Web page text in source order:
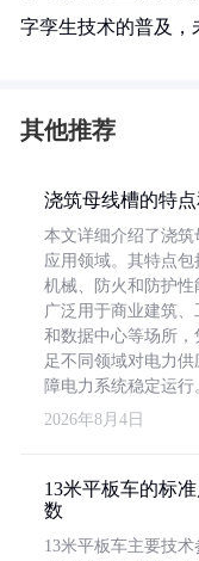
字孪生技术的普及，
其他推荐
浇筑母线槽的特
本文详细介绍了浇筑
应用领域。其特点包
机械、防火和防护性
广泛用于商业建筑
和数据中心等场所
足不同领域对电力
障电力系统稳定运行
2026年8月4日
13米平板车的标
数
13米平板车主要技